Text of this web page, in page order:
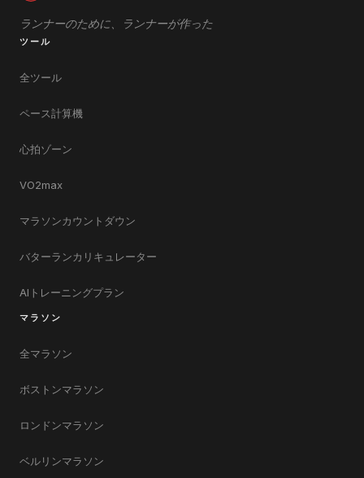
ランナーのために、ランナーが作った
ツール
全ツール
ペース計算機
心拍ゾーン
VO2max
マラソンカウントダウン
バターランカリキュレーター
AIトレーニングプラン
マラソン
全マラソン
ボストンマラソン
ロンドンマラソン
ベルリンマラソン